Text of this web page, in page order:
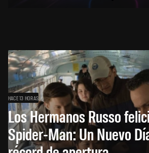
HACE 13 HORAS
Los Hermanos Russo
Spider-Man: Un Nuevo